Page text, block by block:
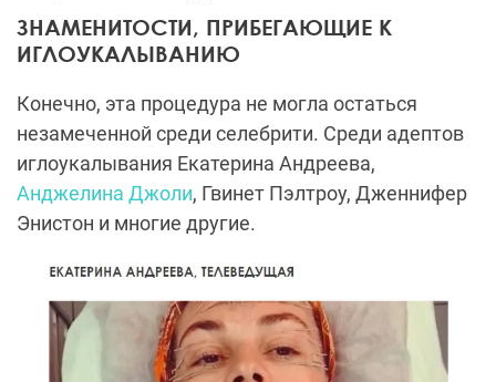
ЗНАМЕНИТОСТИ, ПРИБЕГАЮЩИЕ К
ИГЛОУКАЛЫВАНИЮ
Конечно, эта процедура не могла остаться
незамеченной среди селебрити. Среди адептов
иглоукалывания Екатерина Андреева,
Анджелина Джоли, Гвинет Пэлтроу, Дженнифер
Энистон и многие другие.